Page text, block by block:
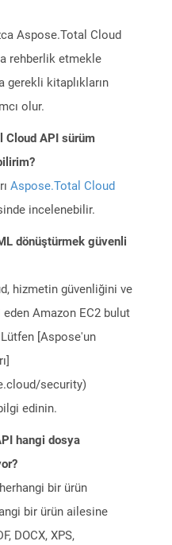
Aspose.Total Cloud
rehberlik etmekle
gerekli kitaplıkların
olur.
Cloud API sürüm
Aspose.Total Cloud
incelenebilir.
dönüştürmek güvenli
hizmetin güvenliğini ve
eden Amazon EC2 bulut
Lütfen [Aspose'un
security)
edinin.
hangi dosya
bir ürün
bir ürün ailesine
DOCX, XPS,